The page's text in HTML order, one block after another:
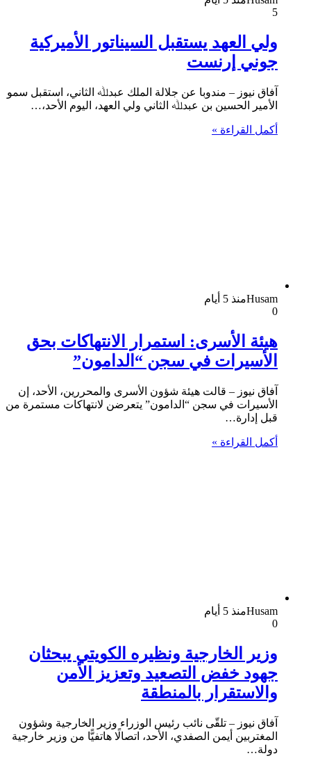
5
ولي العهد يستقبل السيناتور الأميركية
جوني إرنست
آفاق نيوز – مندوبا عن جلالة الملك عبدﷲ الثاني، استقبل سمو
الأمير الحسين بن عبدﷲ الثاني ولي العهد، اليوم الأحد،…
أكمل القراءة »
Husamمنذ 5 أيام
0
هيئة الأسرى: استمرار الانتهاكات بحق
الأسيرات في سجن “الدامون”
آفاق نيوز – قالت هيئة شؤون الأسرى والمحررين، الأحد، إن
الأسيرات في سجن “الدامون” يتعرضن لانتهاكات مستمرة من
قبل إدارة…
أكمل القراءة »
Husamمنذ 5 أيام
0
وزير الخارجية ونظيره الكويتي يبحثان
جهود خفض التصعيد وتعزيز الأمن
والاستقرار بالمنطقة
آفاق نيوز – تلقّى نائب رئيس الوزراء وزير الخارجية وشؤون
المغتربين أيمن الصفدي، الأحد، اتصالًا هاتفيًّا من وزير خارجية
دولة…